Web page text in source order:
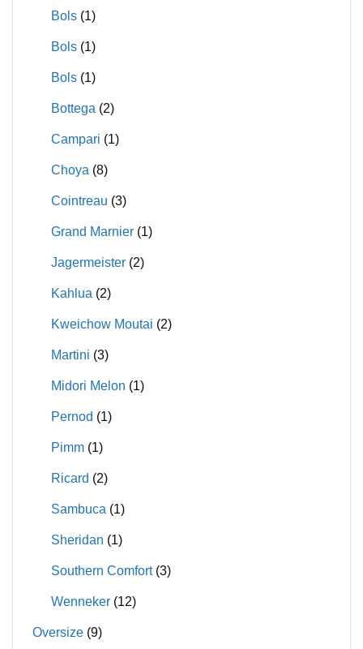
Bols (1)
Bols (1)
Bols (1)
Bottega (2)
Campari (1)
Choya (8)
Cointreau (3)
Grand Marnier (1)
Jagermeister (2)
Kahlua (2)
Kweichow Moutai (2)
Martini (3)
Midori Melon (1)
Pernod (1)
Pimm (1)
Ricard (2)
Sambuca (1)
Sheridan (1)
Southern Comfort (3)
Wenneker (12)
Oversize (9)